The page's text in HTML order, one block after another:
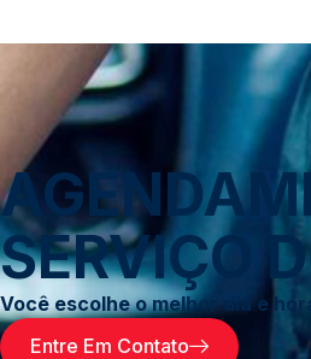
SERVIÇO
Você escolhe o melhor dia e
Entre Em Contato